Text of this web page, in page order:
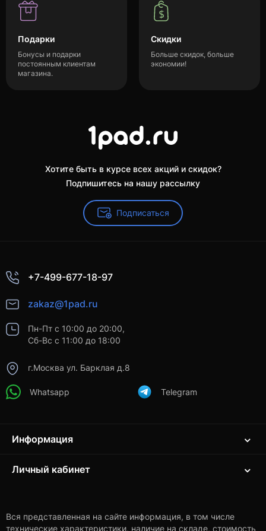
Подарки
Бонусы и подарки
постоянным клиентам
магазина.
Скидки
Больше скидок, больше
экономии!
Хотите быть в курсе всех акций и скидок?
Подпишитесь на нашу рассылку
Подписаться
+7-499-677-18-97
zakaz@1pad.ru
Пн-Пт с 10:00 до 20:00,
Сб-Вс с 11:00 до 18:00
г.Москва ул. Барклая д.8
Whatsapp Telegram
Информация
Личный кабинет
Вся представленная на сайте информация, в том числе
технические характеристики, наличие на складе, стоимость